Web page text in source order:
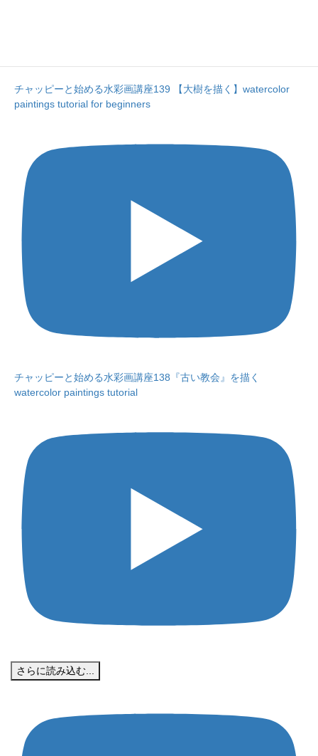
チャッピーと始める水彩画講座139 【大樹を描く】watercolor
paintings tutorial for beginners
チャッピーと始める水彩画講座138『古い教会』を描く
watercolor paintings tutorial
さらに読み込む...